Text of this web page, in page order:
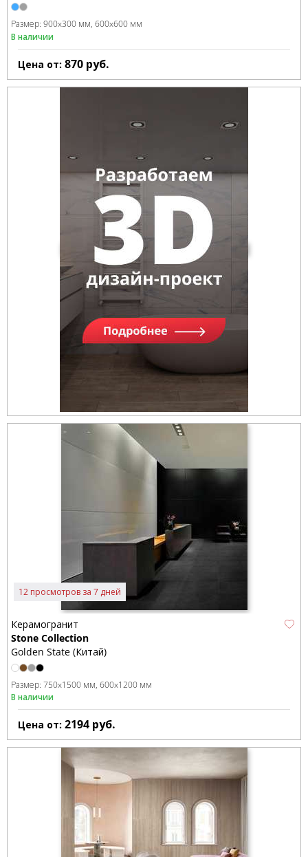
Размер: 900x300 мм 600x600 мм
В наличии
Цена от: 870 руб.
12 просмотров за 7 дней
Керамогранит
Stone Collection
Golden State (Китай)
Размер: 750x1500 мм 600x1200 мм
В наличии
Цена от: 2194 руб.